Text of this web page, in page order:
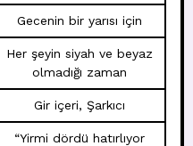
Gecenin bir yarısı için
Her şeyin siyah ve beyaz
olmadığı zaman
Gir içeri, Şarkıcı
“Yirmi dördü hatırlıyor